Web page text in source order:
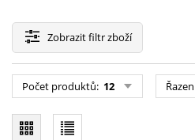
Zobrazitfiltr zboží
Počet produktů: 12